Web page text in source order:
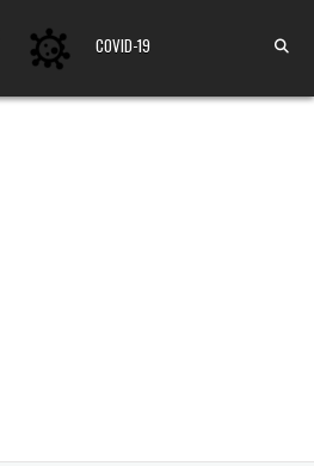
COVID-19